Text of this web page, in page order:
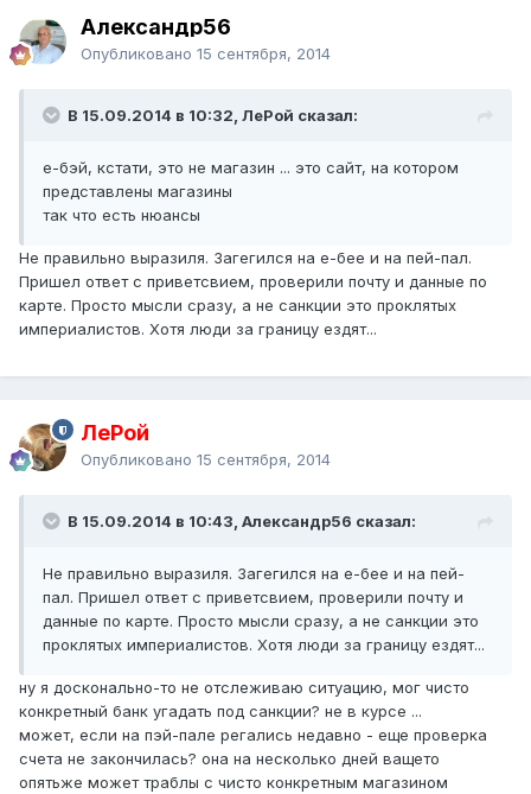
Александр56
Опубликовано 15 сентября, 2014
В 15.09.2014 в 10:32, ЛеРой сказал:
е-бэй, кстати, это не магазин ... это сайт, на котором
представлены магазины
так что есть нюансы
Не правильно выразиля. Загегился на е-бее и на пей-пал.
Пришел ответ с приветсвием, проверили почту и данные по
карте. Просто мысли сразу, а не санкции это проклятых
империалистов. Хотя люди за границу ездят...
ЛеРой
Опубликовано 15 сентября, 2014
В 15.09.2014 в 10:43, Александр56 сказал:
Не правильно выразиля. Загегился на е-бее и на пей-
пал. Пришел ответ с приветсвием, проверили почту и
данные по карте. Просто мысли сразу, а не санкции это
проклятых империалистов. Хотя люди за границу ездят...
ну я досконально-то не отслеживаю ситуацию, мог чисто
конкретный банк угадать под санкции? не в курсе ...
может, если на пэй-пале регались недавно - еще проверка
счета не закончилась? она на несколько дней ващето
опятьже может траблы с чисто конкретным магазином